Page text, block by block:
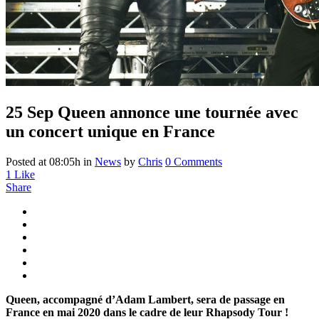
25 Sep Queen annonce une tournée avec
un concert unique en France
Posted at 08:05h in News by Chris 0 Comments
1 Like
Share
Queen, accompagné d’Adam Lambert, sera de passage en
France en mai 2020 dans le cadre de leur Rhapsody Tour !